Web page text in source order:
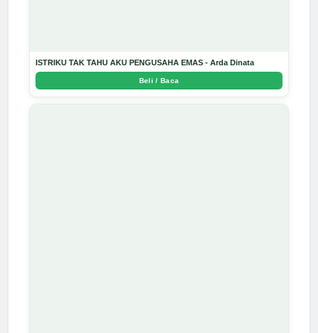
ISTRIKU TAK TAHU AKU PENGUSAHA EMAS - Arda Dinata
Beli / Baca